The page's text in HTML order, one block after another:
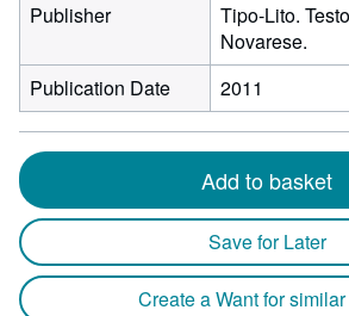
Publisher
Tipo-Lito.
Novarese.
Publication Date
2011
Add to basket
Save for Later
Create a Want for